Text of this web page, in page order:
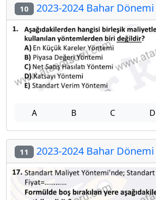
10 2023-2024 Bahar Dönemi
A B C D
11 2023-2024 Bahar Dönemi